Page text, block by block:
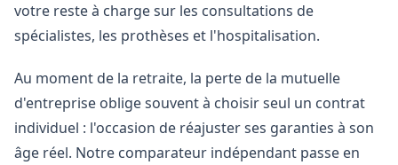
votre reste à charge sur les consultations de
spécialistes, les prothèses et l'hospitalisation.
Au moment de la retraite, la perte de la mutuelle
d'entreprise oblige souvent à choisir seul un contrat
individuel : l'occasion de réajuster ses garanties à son
âge réel. Notre comparateur indépendant passe en